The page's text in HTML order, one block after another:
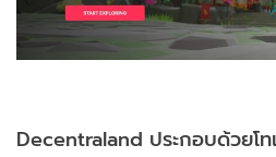
Decentraland ประกอบด้วยโ